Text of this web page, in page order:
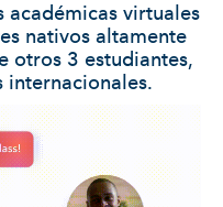
académicas virtuales
nativos altamente
otros 3 estudiantes,
internacionales.